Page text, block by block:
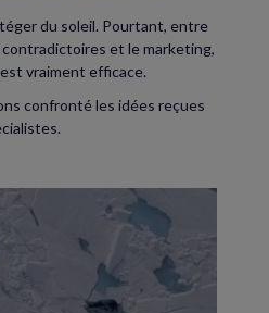
du soleil. Pourtant, entre
et le marketing,
vraiment efficace.
confronté les idées reçues